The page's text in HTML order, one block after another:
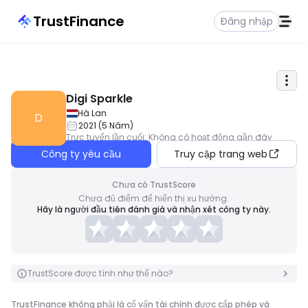
TrustFinance Đăng nhập
D
Digi Sparkle
Hà Lan
2021 (5 Năm)
Trực tuyến lần cuối: Không có hoạt động gần đây
Công ty yêu cầu Truy cập trang web
Chưa có TrustScore
Chưa đủ điểm để hiển thị xu hướng.
Hãy là người đầu tiên đánh giá và nhận xét công ty này.
TrustScore được tính như thế nào?
TrustFinance không phải là cố vấn tài chính được cấp phép và